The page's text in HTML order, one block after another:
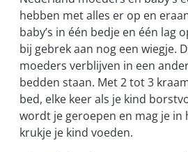
hebben met alles er op en
baby’s in één bedje en één lag
bij gebrek aan nog een wiegje.
moeders verblijven in een
bedden staan. Met 2 tot 3
bed, elke keer als je kind
wordt je geroepen en mag je in
krukje je kind voeden.